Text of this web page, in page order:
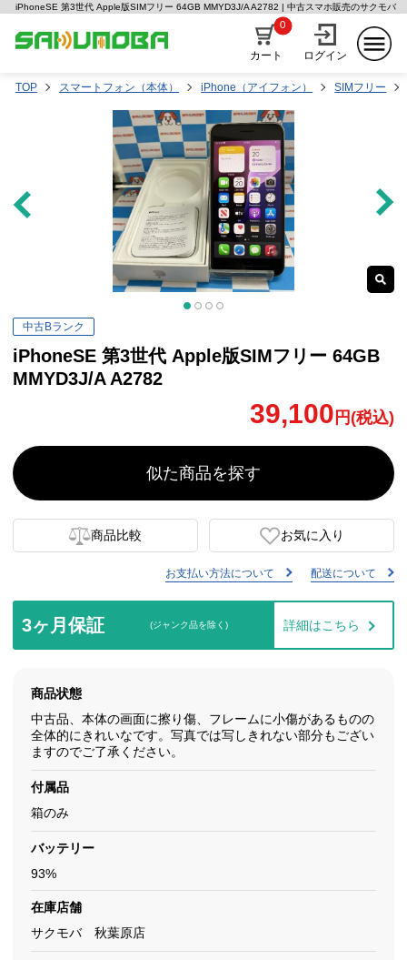
iPhoneSE 第3世代 Apple版SIMフリー 64GB MMYD3J/A A2782 | 中古スマホ販売のサクモバ
カート
0
ログイン
TOP スマートフォン（本体） iPhone（アイフォン） SIMフリー
中古Bランク
iPhoneSE 第3世代 Apple版SIMフリー 64GB
MMYD3J/A A2782
39,100 円(税込)
似た商品を探す
商品比較 お気に入り
お支払い方法について 配送について
3ヶ月保証 (ジャンク品を除く) 詳細はこちら
商品状態
中古品、本体の画面に擦り傷、フレームに小傷があるものの
全体的にきれいなです。写真では写しきれない部分もござい
ますのでご了承ください。
付属品
箱のみ
バッテリー
93%
在庫店舗
サクモバ 秋葉原店